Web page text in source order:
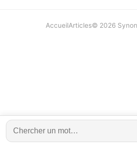
AccueilArticles© 2026